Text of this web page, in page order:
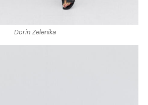
Dorin Zelenika